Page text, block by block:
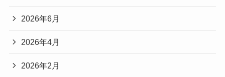
2026年6月
2026年4月
2026年2月